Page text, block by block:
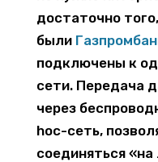
достаточно
были
подключены к
сети. Передача
через
hoc-сеть,
соединяться